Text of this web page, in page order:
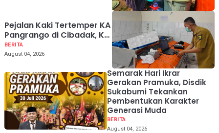
Pejalan Kaki Tertemper KA
Pangrango di Cibadak, KAI
Ingatkan Bahaya Jalur Rel
BERITA
August 04, 2026
Semarak Hari Ikrar
Gerakan Pramuka, Disdik
Sukabumi Tekankan
Pembentukan Karakter
Generasi Muda
BERITA
August 04, 2026